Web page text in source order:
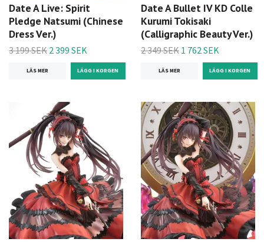
Date A Live: Spirit
Pledge Natsumi (Chinese
Dress Ver.)
3 199 SEK 2 399 SEK
LÄS MER
Date A Bullet IV KD Colle
Kurumi Tokisaki
(Calligraphic Beauty Ver.)
2 349 SEK 1 762 SEK
LÄS MER